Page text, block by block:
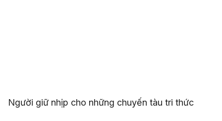
Người giữ nhịp cho những chuyến tàu tri thức